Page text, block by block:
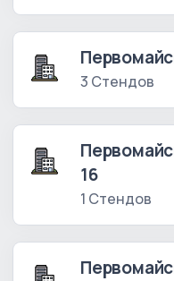
3 Стендов
16
1 Стендов